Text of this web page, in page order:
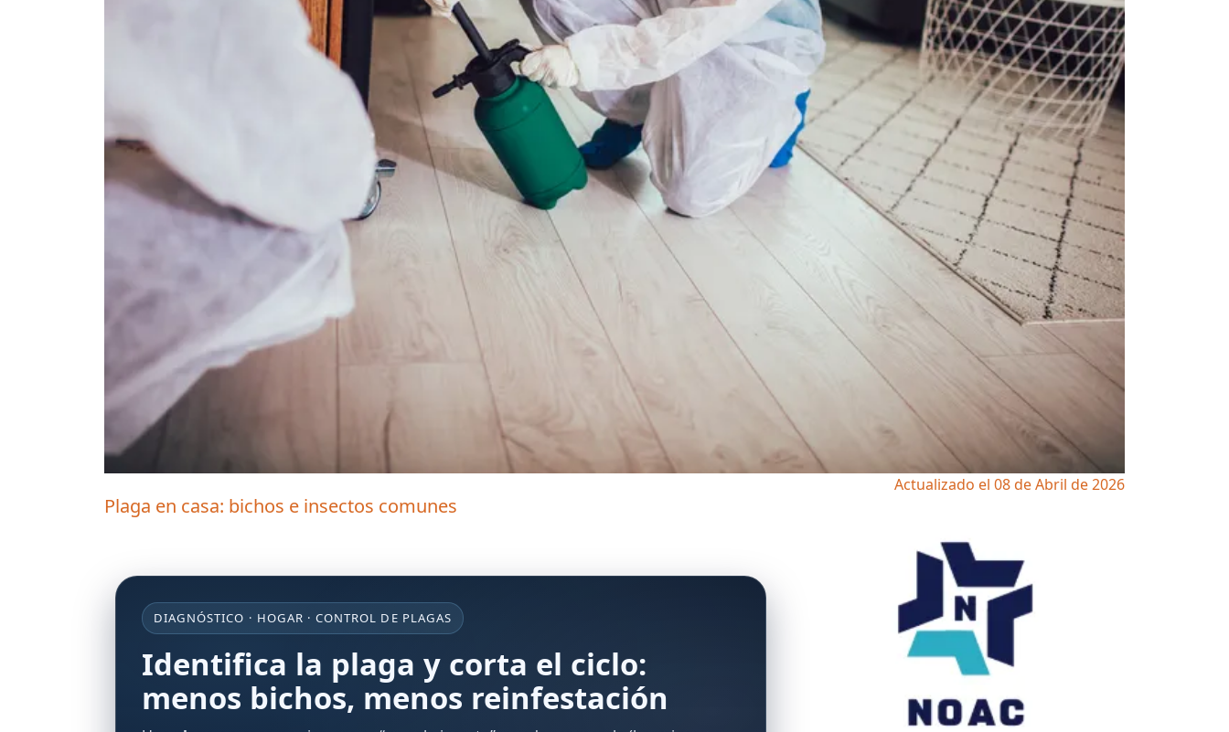
Actualizado el 08 de Abril de 2026
Plaga en casa: bichos e insectos comunes
DIAGNÓSTICO · HOGAR · CONTROL DE PLAGAS
Identifica la plaga y corta el ciclo:
menos bichos, menos reinfestación